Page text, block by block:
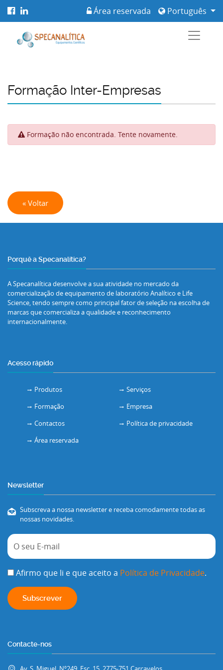
Português
Área reservada
Formação Inter-Empresas
Formação não encontrada. Tente novamente.
« Voltar
Porquê a Specanalítica?
A Specanalítica desenvolve a sua atividade no mercado da
comercialização de equipamento de laboratório Analítico e Life
Science, tendo sempre como principal fator de seleção na escolha de
marcas que comercializa a qualidade e reconhecimento
internacionalmente.
Acesso rápido
Produtos
Serviços
Formação
Empresa
Contactos
Política de privacidade
Área reservada
Newsletter
Subscreva a nossa newsletter e receba comodamente todas as
nossas novidades.
Afirmo que li e que aceito a Política de Privacidade.
Contacte-nos